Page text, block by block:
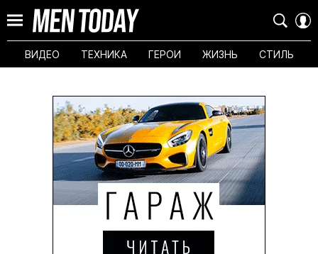
ВИДЕО ТЕХНИКА ГЕРОИ ЖИЗНЬ СТИЛЬ